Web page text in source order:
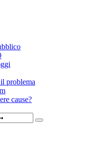
problema
cause?